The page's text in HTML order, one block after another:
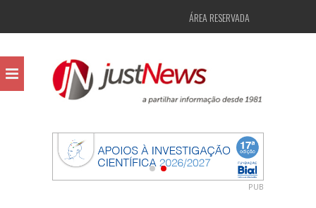
ÁREA RESERVADA
PUB